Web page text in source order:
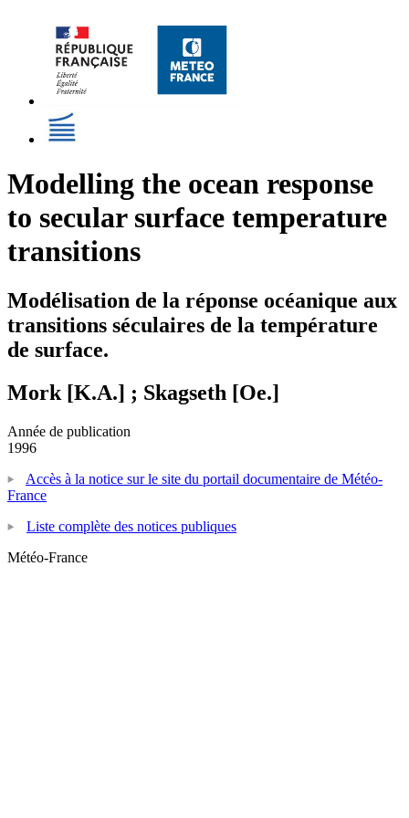
Modelling the ocean response
to secular surface temperature
transitions
Modélisation de la réponse océanique aux
transitions séculaires de la température
de surface.
Mork [K.A.] ; Skagseth [Oe.]
Année de publication
1996
Accès à la notice sur le site du portail documentaire de Météo-
France
Liste complète des notices publiques
Météo-France